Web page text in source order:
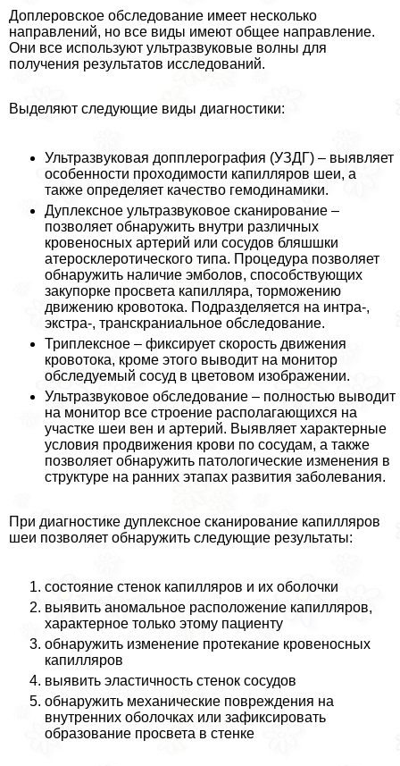
Доплеровское обследование имеет несколько
направлений, но все виды имеют общее направление.
Они все используют ультразвуковые волны для
получения результатов исследований.
Выделяют следующие виды диагностики:
Ультразвуковая допплерография (УЗДГ) – выявляет
особенности проходимости капилляров шеи, а
также определяет качество гемодинамики.
Дуплексное ультразвуковое сканирование –
позволяет обнаружить внутри различных
кровеносных артерий или сосудов бляшшки
атеросклеротического типа. Процедypa позволяет
обнаружить наличие эмболов, способствующих
закупорке просвета капилляра, торможению
движению кровотока. Подразделяется на интра-,
экстра-, трaнcкраниальное обследование.
Триплексное – фиксирует скорость движения
кровотока, кроме этого выводит на монитор
обследуемый сосуд в цветовом изображении.
Ультразвуковое обследование – полностью выводит
на монитор все строение располагающихся на
участке шеи вен и артерий. Выявляет хаpaктерные
условия продвижения крови по сосудам, а также
позволяет обнаружить патологические изменения в
структуре на ранних этапах развития заболевания.
При диагностике дуплексное сканирование капилляров
шеи позволяет обнаружить следующие результаты:
состояние стенок капилляров и их оболочки
выявить аномальное расположение капилляров,
хаpaктерное только этому пациенту
обнаружить изменение протекание кровеносных
капилляров
выявить эластичность стенок сосудов
обнаружить механические повреждения на
внутренних оболочках или зафиксировать
образование просвета в стенке